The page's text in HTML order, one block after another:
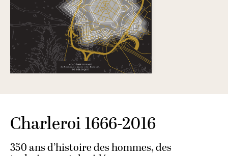
Charleroi 1666-2016
350 ans d’histoire des hommes, des